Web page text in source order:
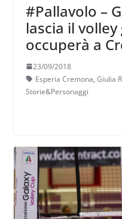
#Pallavolo –
lascia il
occuperà a
giovanissimi
23/09/2018
Esperia Cremona, Giulia
Storie&Personaggi